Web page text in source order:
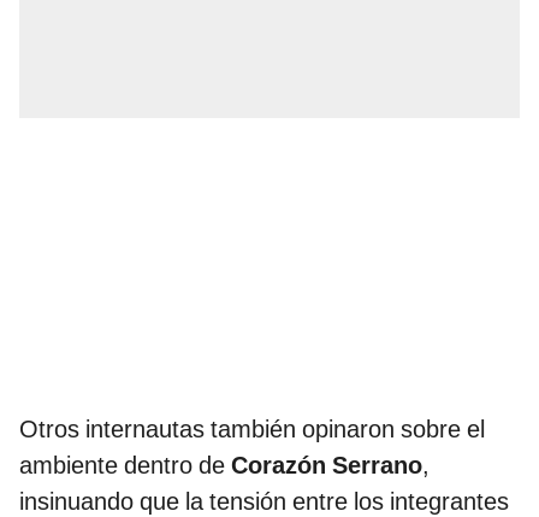
Otros internautas también opinaron sobre el
ambiente dentro de Corazón Serrano,
insinuando que la tensión entre los integrantes